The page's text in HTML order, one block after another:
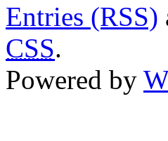
Entries (RSS)
CSS.
Powered by